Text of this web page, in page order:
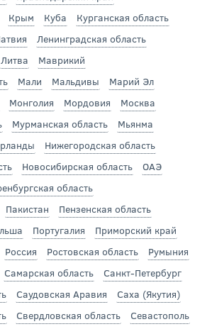
Крым Куба
Курганская область
Ленинградская область
Литва
Маврикий
Мали Мальдивы
Марий Эл
Монголия Мордовия
Москва
Мурманская область
Мьянма
Нижегородская область
Новосибирская область
ОАЭ
область
Пакистан
Пензенская область
Португалия
Приморский край
Россия Ростовская область
Румыния
Самарская область
Санкт-Петербург
Саудовская Аравия
Саха (Якутия)
Свердловская область
Севастополь